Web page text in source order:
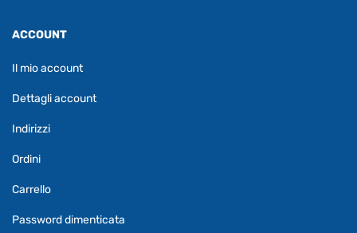
ACCOUNT
Il mio account
Dettagli account
Indirizzi
Ordini
Carrello
Password dimenticata